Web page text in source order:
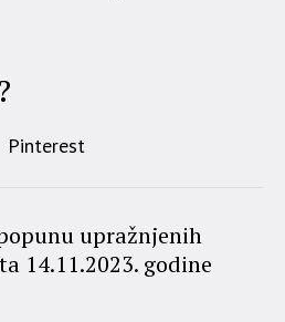
Pinterest
upražnjenih
14.11.2023. godine